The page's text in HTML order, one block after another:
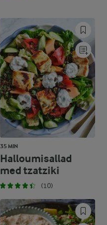
35 MIN
Halloumisallad
med tzatziki
(10)